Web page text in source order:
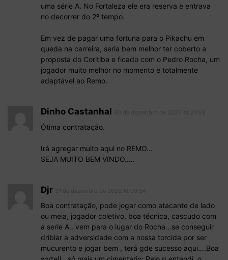
uma série A. No Fortaleza ele era reserva e entrava
no decorrer do 2º tempo.
Em vez de pagar uma fortuna para o Pikachu em
queda na carreira, seria bem melhor ter coberto a
proposta do Coritiba e ficado com o Pedro Rocha, um
jogador muito melhor no momento e totalmente
adaptável ao Remo.
Dinho Castanhal
Ótima contratação.
Irá agregar muito aqui no REMO…
SEJA MUITO BEM VINDO…..
Djr
Boa contratação, pode jogar como atacante de lado
ou meia, jogador coletivo, boa técnica, cascudo com
a serie A…vem para o lugar do Rocha…se conseguir
driblar a adversidade com a nossa torcida por ser
mucurento e jogar bem , terá gde sucesso aqui….Boa